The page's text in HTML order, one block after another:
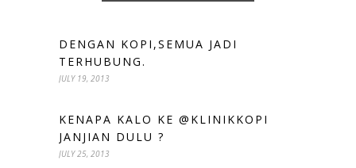
DENGAN KOPI,SEMUA JADI
TERHUBUNG.
JULY 19, 2013
KENAPA KALO KE @KLINIKKOPI
JANJIAN DULU ?
JULY 25, 2013